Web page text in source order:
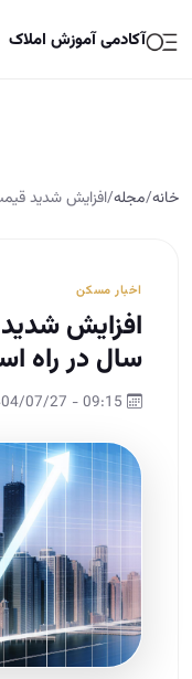
آکادمی آموزش املاک
خانه/مجله/افزایش شدید
اخبار مسکن
افزایش
سال در راه